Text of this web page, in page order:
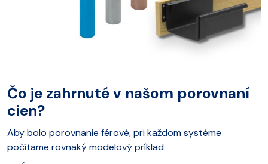
Čo je zahrnuté v našom porovnaní
cien?
Aby bolo porovnanie férové, pri každom systéme
počítame rovnaký modelový príklad: